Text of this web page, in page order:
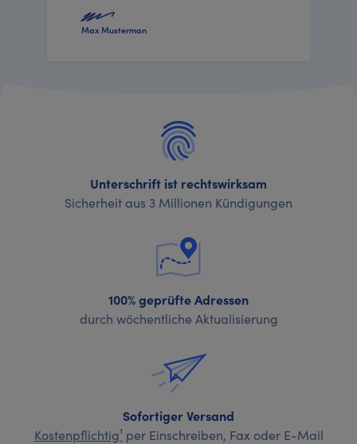
Max Musterman
Unterschrift ist rechtswirksam
Sicherheit aus 3 Millionen Kündigungen
100% geprüfte Adressen
durch wöchentliche Aktualisierung
Sofortiger Versand
Kostenpflichtig¹ per Einschreiben, Fax oder E-Mail